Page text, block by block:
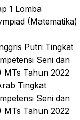
1 Lomba
(Matematika)
Putri Tingkat
Seni dan
MTs Tahun 2022
Tingkat
Seni dan
MTs Tahun 2022